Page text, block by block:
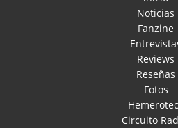
Noticias
Fanzine
Reviews
Reseñas
Fotos
Circuito